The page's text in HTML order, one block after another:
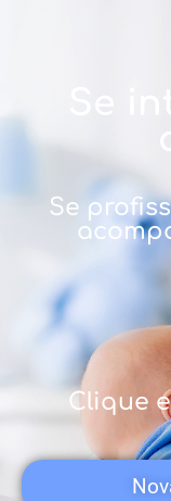
Se
Se
Clique